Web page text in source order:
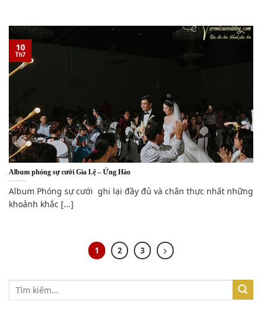
Album phóng sự cưới Gia Lệ – Ứng Hào
Album Phóng sự cưới ghi lại đầy đủ và chân thực nhất những
khoảnh khắc [...]
10
Th7
1 2 3